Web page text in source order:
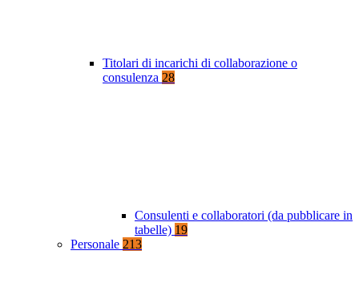
Titolari di incarichi di collaborazione o
consulenza 28
Consulenti e collaboratori (da pubblicare in
tabelle) 19
Personale 213